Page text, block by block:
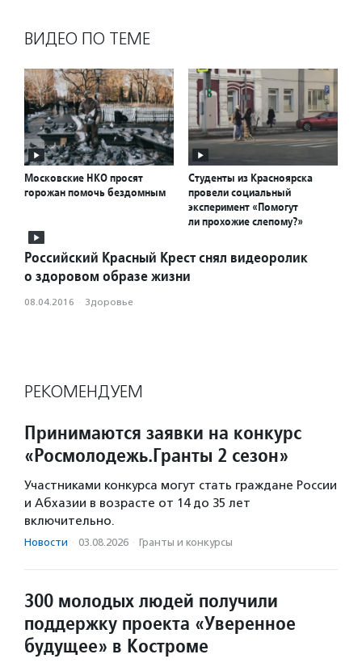
ВИДЕО ПО ТЕМЕ
Московские НКО просят
горожан помочь бездомным
Студенты из Красноярска
провели социальный
эксперимент «Помогут
ли прохожие слепому?»
Российский Красный Крест снял видеоролик
о здоровом образе жизни
08.04.2016 · Здоровье
РЕКОМЕНДУЕМ
Принимаются заявки на конкурс
«Росмолодежь.Гранты 2 сезон»
Участниками конкурса могут стать граждане России
и Абхазии в возрасте от 14 до 35 лет
включительно.
Новости · 03.08.2026 · Гранты и конкурсы
300 молодых людей получили
поддержку проекта «Уверенное
будущее» в Костроме